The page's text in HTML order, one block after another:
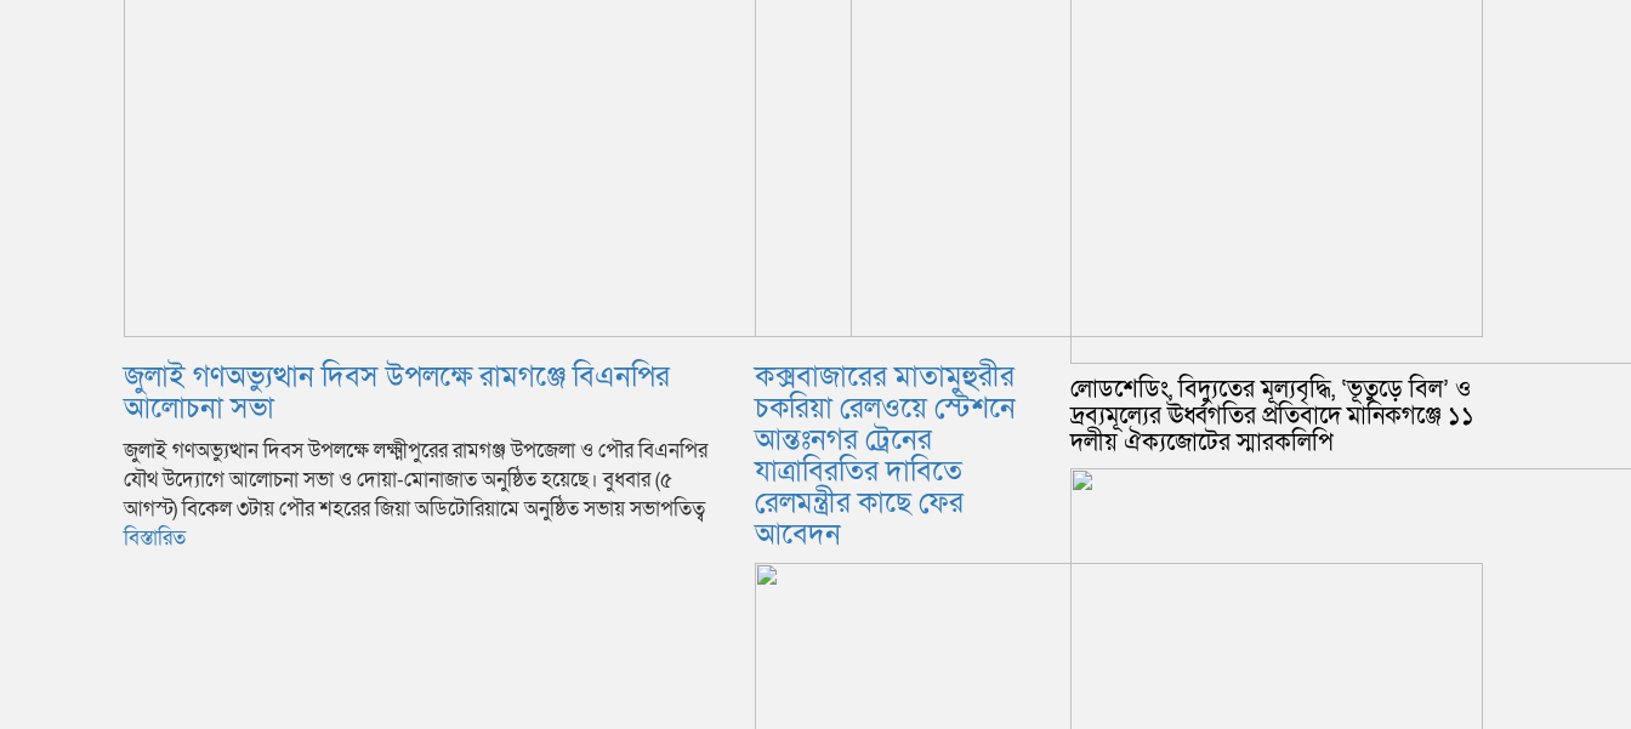
জুলাই গণঅভ্যুত্থান দিবস উপলক্ষে রামগঞ্জে বিএনপির
আলোচনা সভা
জুলাই গণঅভ্যুত্থান দিবস উপলক্ষে লক্ষ্মীপুরের রামগঞ্জ উপজেলা ও পৌর বিএনপির
যৌথ উদ্যোগে আলোচনা সভা ও দোয়া-মোনাজাত অনুষ্ঠিত হয়েছে। বুধবার (৫
আগস্ট) বিকেল ৩টায় পৌর শহরের জিয়া অডিটোরিয়ামে অনুষ্ঠিত সভায় সভাপতিত্ব
বিস্তারিত
কক্সবাজারের মাতামুহুরীর
চকরিয়া রেলওয়ে স্টেশনে
আন্তঃনগর ট্রেনের
যাত্রাবিরতির দাবিতে
রেলমন্ত্রীর কাছে ফের
আবেদন
লোডশেডিং, বিদ্যুতের মূল্যবৃদ্ধি, ‘ভূতুড়ে বিল’ ও
দ্রব্যমূল্যের ঊর্ধ্বগতির প্রতিবাদে মানিকগঞ্জে ১১
দলীয় ঐক্যজোটের স্মারকলিপি